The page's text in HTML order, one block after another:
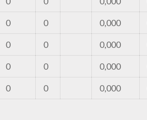
0 0 0,000
0 0 0,000
0 0 0,000
0 0 0,000